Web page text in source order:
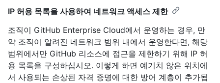
IP 허용 목록을 사용하여 네트워크 액세스 제한
조직이 GitHub Enterprise Cloud에서 운영하는 경우, 만
약 조직이 알려진 네트워크 범위 내에서 운영한다면, 해당
범위에서만 GitHub 리소스에 접근을 제한하기 위해 IP 허
용 목록을 구성하십시오. 이렇게 하면 예기치 않은 위치에
서 사용되는 손상된 자격 증명에 대한 방어 계층이 추가됩